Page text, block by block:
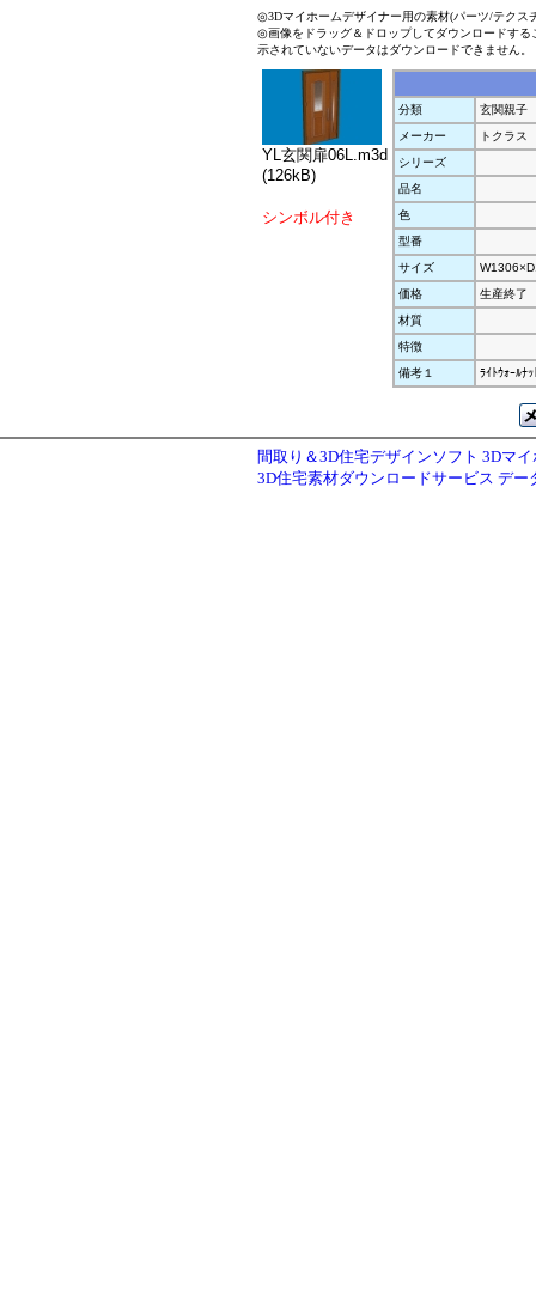
◎3Dマイホームデザイナー用の素材(パーツ/テクス
◎画像をドラッグ＆ドロップしてダウンロードす
示されていないデータはダウンロードできません。
YL玄関扉06L.m3d
(126kB)
シンボル付き
分類
玄関親子
メーカー
トクラス
シリーズ
品名
色
型番
サイズ
価格
生産終了
材質
特徴
備考１
ﾗｲﾄｳｫｰﾙﾅｯ
間取り＆3D住宅デザインソフト 3Dマ
3D住宅素材ダウンロードサービス デー